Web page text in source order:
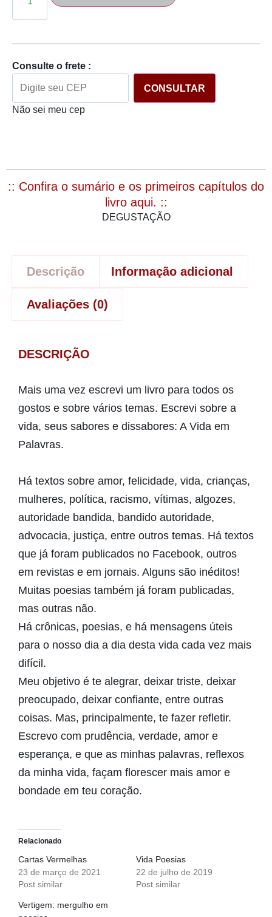
Consulte o frete :
CONSULTAR
Não sei meu cep
:: Confira o sumário e os primeiros capítulos do
livro aqui. ::
DEGUSTAÇÃO
Descrição Informação adicional
Avaliações (0)
DESCRIÇÃO
Mais uma vez escrevi um livro para todos os
gostos e sobre vários temas. Escrevi sobre a
vida, seus sabores e dissabores: A Vida em
Palavras.
Há textos sobre amor, felicidade, vida, crianças,
mulheres, política, racismo, vítimas, algozes,
autoridade bandida, bandido autoridade,
advocacia, justiça, entre outros temas. Há textos
que já foram publicados no Facebook, outros
em revistas e em jornais. Alguns são inéditos!
Muitas poesias também já foram publicadas,
mas outras não.
Há crônicas, poesias, e há mensagens úteis
para o nosso dia a dia desta vida cada vez mais
difícil.
Meu objetivo é te alegrar, deixar triste, deixar
preocupado, deixar confiante, entre outras
coisas. Mas, principalmente, te fazer refletir.
Escrevo com prudência, verdade, amor e
esperança, e que as minhas palavras, reflexos
da minha vida, façam florescer mais amor e
bondade em teu coração.
Relacionado
Cartas Vermelhas
23 de março de 2021
Post similar
Vida Poesias
22 de julho de 2019
Post similar
Vertigem: mergulho em